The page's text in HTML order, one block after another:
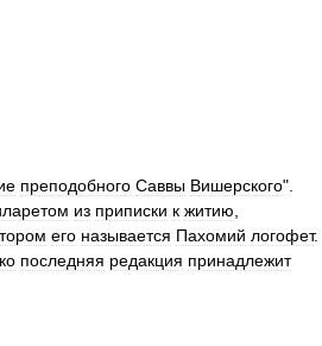
преподобного Саввы Вишерского".
из приписки к житию
его называется Пахомий логофет.
последняя редакция принадлежит